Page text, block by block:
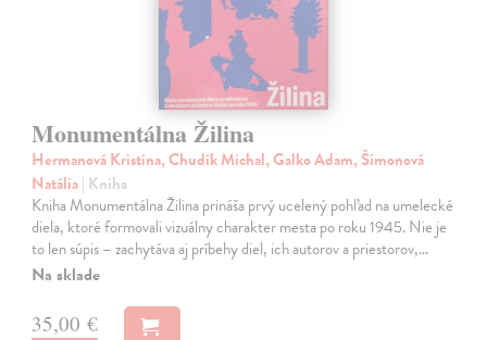
Monumentálna Žilina
Hermanová Kristína, Chudík Michal, Galko Adam, Šimonová
Natália| Kniha
Kniha Monumentálna Žilina prináša prvý ucelený pohľad na umelecké
diela, ktoré formovali vizuálny charakter mesta po roku 1945. Nie je
to len súpis – zachytáva aj príbehy diel, ich autorov a priestorov,…
Na sklade
35,00 €